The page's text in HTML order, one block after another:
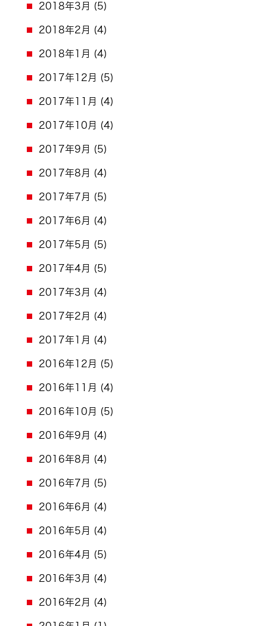
2018年3月 (5)
2018年2月 (4)
2018年1月 (4)
2017年12月 (5)
2017年11月 (4)
2017年10月 (4)
2017年9月 (5)
2017年8月 (4)
2017年7月 (5)
2017年6月 (4)
2017年5月 (5)
2017年4月 (5)
2017年3月 (4)
2017年2月 (4)
2017年1月 (4)
2016年12月 (5)
2016年11月 (4)
2016年10月 (5)
2016年9月 (4)
2016年8月 (4)
2016年7月 (5)
2016年6月 (4)
2016年5月 (4)
2016年4月 (5)
2016年3月 (4)
2016年2月 (4)